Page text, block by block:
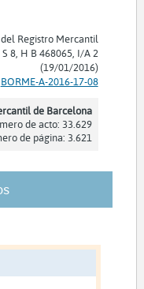
Registro Mercantil
8, H B 468065, I/A 2
(19/01/2016)
BORME-A-2016-17-08
de Barcelona
de acto: 33.629
de página: 3.621